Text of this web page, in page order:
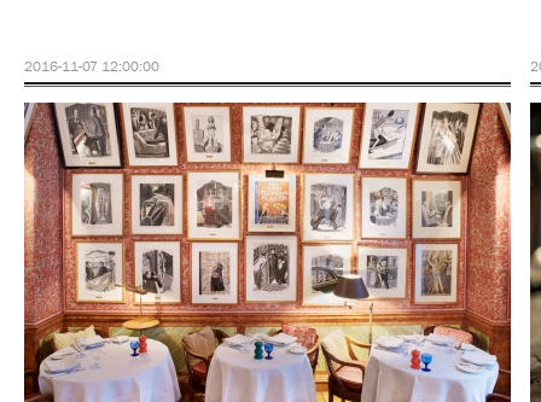
2016-11-07 12:00:00
жизнь